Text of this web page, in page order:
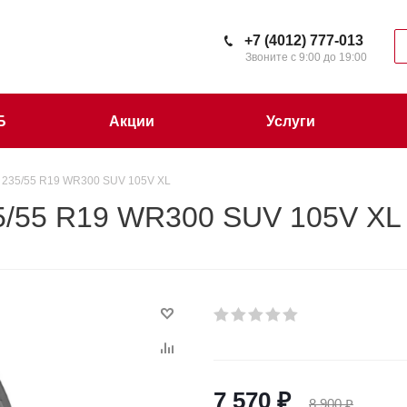
+7 (4012) 777-013
Звоните с 9:00 до 19:00
Акции Услуги
55 R19 WR300 SUV 105V XL
R19 WR300 SUV 105V XL
7 570 ₽ 8 900₽